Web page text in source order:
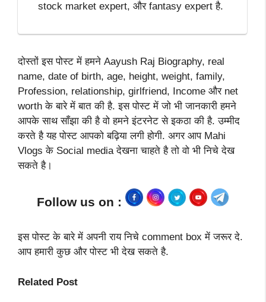
stock market expert, और fantasy expert है.
दोस्तों इस पोस्ट में हमने Aayush Raj Biography, real
name, date of birth, age, height, weight, family,
Profession, relationship, girlfriend, Income और net
worth के बारे में बात की है. इस पोस्ट में जो भी जानकारी हमने
आपके साथ साँझा की है वो हमने इंटरनेट से इकठा की है. उम्मीद
करते है यह पोस्ट आपको बढ़िया लगी होगी. अगर आप Mahi
Vlogs के Social media देखना चाहते है तो वो भी निचे देख
सकते है।
Follow us on :
इस पोस्ट के बारे में अपनी राय निचे comment box में जरूर दे.
आप हमारी कुछ और पोस्ट भी देख सकते है.
Related Post